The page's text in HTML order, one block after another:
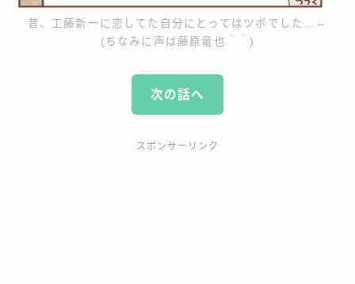
昔、工藤新一に恋してた自分にとってはツボでした…←
(ちなみに声は藤原竜也＾＾)
次の話へ
スポンサーリンク